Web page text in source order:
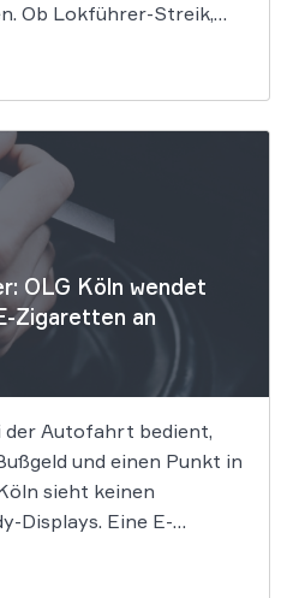
Ob Lokführer-Streik,
mehr geht, stellt sich
Frage: Wer zahlt
OLG Köln wendet
Zigaretten an
der Autofahrt bedient,
und einen Punkt in
sieht keinen
Displays. Eine E-
verstößt gegen das